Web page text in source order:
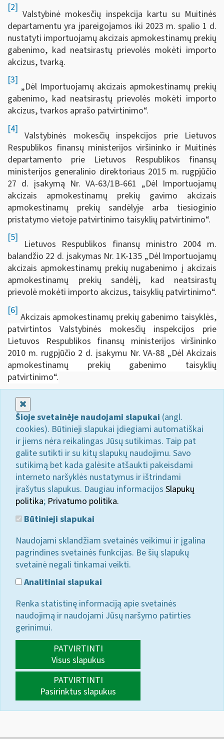
[2]
Valstybinė mokesčių inspekcija kartu su Muitinės
departamentu yra įpareigojamos iki 2023 m. spalio 1 d.
nustatyti importuojamų akcizais apmokestinamų prekių
gabenimo, kad neatsirastų prievolės mokėti importo
akcizus, tvarką.
[3]
„Dėl Importuojamų akcizais apmokestinamų prekių
gabenimo, kad neatsirastų prievolės mokėti importo
akcizus, tvarkos aprašo patvirtinimo“.
[4]
Valstybinės mokesčių inspekcijos prie Lietuvos
Respublikos finansų ministerijos viršininko ir Muitinės
departamento prie Lietuvos Respublikos finansų
ministerijos generalinio direktoriaus 2015 m. rugpjūčio
27 d. įsakymą Nr. VA-63/1B-661 „Dėl Importuojamų
akcizais apmokestinamų prekių gavimo akcizais
apmokestinamų prekių sandėlyje arba tiesioginio
pristatymo vietoje patvirtinimo taisyklių patvirtinimo“.
[5]
Lietuvos Respublikos finansų ministro 2004 m.
balandžio 22 d. įsakymas Nr. 1K-135 „Dėl Importuojamų
akcizais apmokestinamų prekių nugabenimo į akcizais
apmokestinamų prekių sandėlį, kad neatsirastų
prievolė mokėti importo akcizus, taisyklių patvirtinimo“.
[6]
Akcizais apmokestinamų prekių gabenimo taisyklės,
patvirtintos Valstybinės mokesčių inspekcijos prie
Lietuvos Respublikos finansų ministerijos viršininko
2010 m. rugpjūčio 2 d. įsakymu Nr. VA-88 „Dėl Akcizais
apmokestinamų prekių gabenimo taisyklių
patvirtinimo“.
Šioje svetainėje naudojami slapukai (angl.
cookies). Būtinieji slapukai įdiegiami automatiškai
ir jiems nėra reikalingas Jūsų sutikimas. Taip pat
galite sutikti ir su kitų slapukų naudojimu. Savo
sutikimą bet kada galėsite atšaukti pakeisdami
interneto naršyklės nustatymus ir ištrindami
įrašytus slapukus. Daugiau informacijos Slapukų
politika; Privatumo politika.
Būtinieji slapukai
Naudojami sklandžiam svetainės veikimui ir įgalina
pagrindines svetainės funkcijas. Be šių slapukų
svetainė negali tinkamai veikti.
Analitiniai slapukai
Renka statistinę informaciją apie svetainės
naudojimą ir naudojami Jūsų naršymo patirties
gerinimui.
PATVIRTINTI
Visus slapukus
PATVIRTINTI
Pasirinktus slapukus